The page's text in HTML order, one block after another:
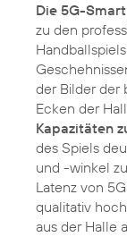
Die 5G-
zu den
der Bilder der
Ecken der
Kapazitäten
des Spiels
und -winkel
Latenz von
qualitativ
aus der Halle